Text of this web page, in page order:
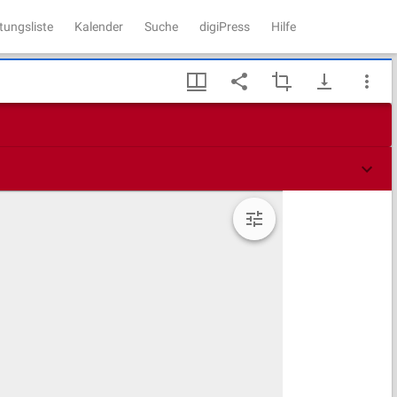
Kalender Suche digiPress Hilfe